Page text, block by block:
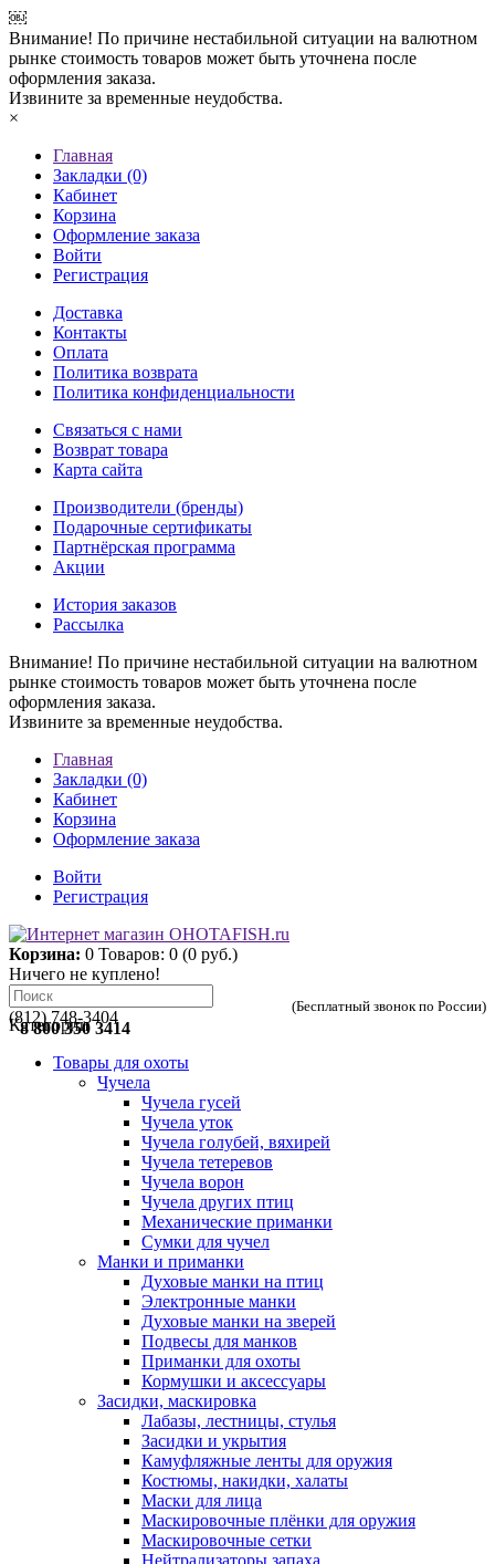
￼
Внимание! По причине нестабильной ситуации на валютном
рынке стоимость товаров может быть уточнена после
оформления заказа.
Извините за временные неудобства.
×
Главная
Закладки (0)
Кабинет
Корзина
Оформление заказа
Войти
Регистрация
Доставка
Контакты
Оплата
Политика возврата
Политика конфиденциальности
Связаться с нами
Возврат товара
Карта сайта
Производители (бренды)
Подарочные сертификаты
Партнёрская программа
Акции
История заказов
Рассылка
Внимание! По причине нестабильной ситуации на валютном
рынке стоимость товаров может быть уточнена после
оформления заказа.
Извините за временные неудобства.
Главная
Закладки (0)
Кабинет
Корзина
Оформление заказа
Войти
Регистрация
Корзина: 0 Товаров: 0 (0 руб.)
Ничего не куплено!
(812) 748-3404
8 800 350 3414
(Бесплатный звонок по России)
Категории
Товары для охоты
Чучела
Чучела гусей
Чучела уток
Чучела голубей, вяхирей
Чучела тетеревов
Чучела ворон
Чучела других птиц
Механические приманки
Сумки для чучел
Манки и приманки
Духовые манки на птиц
Электронные манки
Духовые манки на зверей
Подвесы для манков
Приманки для охоты
Кормушки и аксессуары
Засидки, маскировка
Лабазы, лестницы, стулья
Засидки и укрытия
Камуфляжные ленты для оружия
Костюмы, накидки, халаты
Маски для лица
Маскировочные плёнки для оружия
Маскировочные сетки
Нейтрализаторы запаха